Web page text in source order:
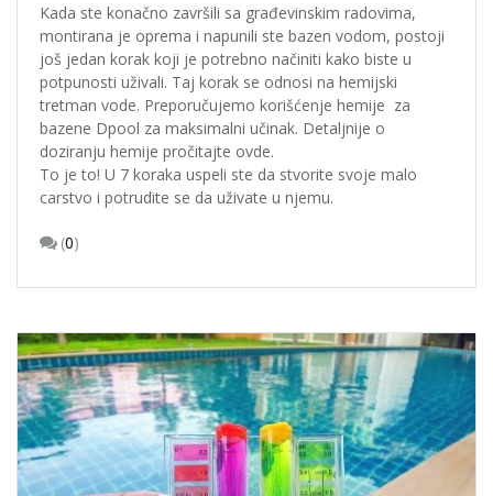
Kada ste konačno završili sa građevinskim radovima,
montirana je oprema i napunili ste bazen vodom, postoji
još jedan korak koji je potrebno načiniti kako biste u
potpunosti uživali. Taj korak se odnosi na hemijski
tretman vode. Preporučujemo korišćenje hemije za
bazene Dpool za maksimalni učinak. Detaljnije o
doziranju hemije pročitajte ovde.
To je to! U 7 koraka uspeli ste da stvorite svoje malo
carstvo i potrudite se da uživate u njemu.
(0)